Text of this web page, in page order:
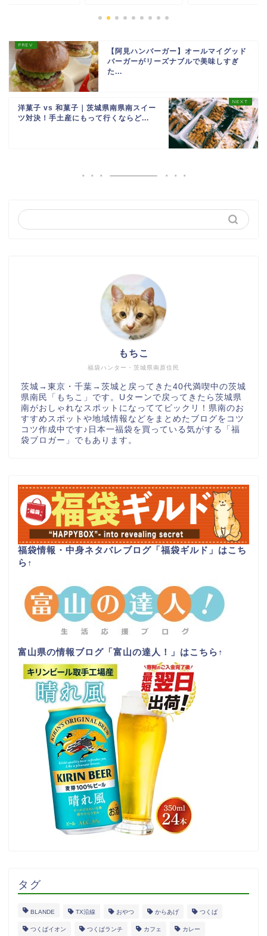
【阿見ハンバーガー】オールマイグッド
バーガーがリーズナブルで美味しすぎ
た...
洋菓子 vs 和菓子｜茨城県南県南スイー
ツ対決！手土産にもって行くならど...
福袋ハンター・茨城県南原住民
もちこ
茨城→東京・千葉→茨城と戻ってきた40代満喫中の茨城
県南民「もちこ」です。Uターンで戻ってきたら茨城県
南がおしゃれなスポットになっててビックリ！県南のお
すすめスポットや地域情報などをまとめたブログをコツ
コツ作成中です♪日本一福袋を買っている気がする「福
袋ブロガー」でもあります。
福袋情報・中身ネタバレブログ「福袋ギルド」はこち
ら ↑
富山県の情報ブログ「富山の達人！」はこちら ↑
タグ
BLANDE TX沿線 おやつ からあげ つくば
つくばイオン つくばランチ カフェ カレー